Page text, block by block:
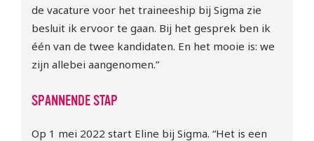
de vacature voor het traineeship bij Sigma zie
besluit ik ervoor te gaan. Bij het gesprek ben ik
één van de twee kandidaten. En het mooie is: we
zijn allebei aangenomen.”
SPANNENDE STAP
Op 1 mei 2022 start Eline bij Sigma. “Het is een